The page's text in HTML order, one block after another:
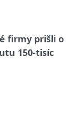
firmy prišli o
150-tisíc